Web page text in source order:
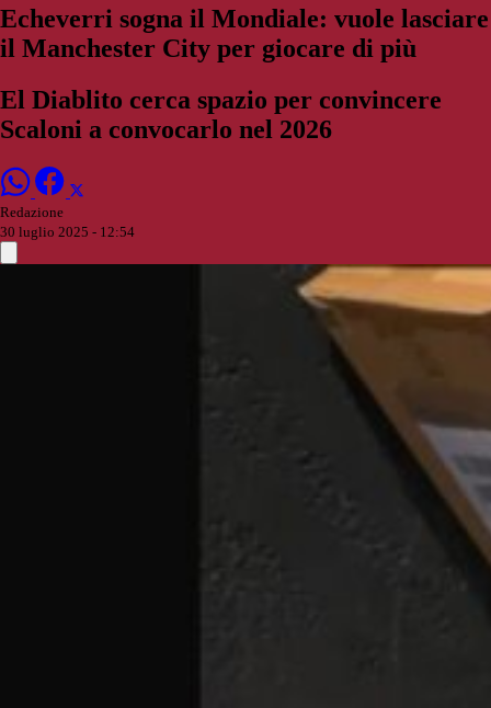
Echeverri sogna il Mondiale: vuole lasciare
il Manchester City per giocare di più
El Diablito cerca spazio per convincere
Scaloni a convocarlo nel 2026
Redazione
30 luglio 2025 - 12:54